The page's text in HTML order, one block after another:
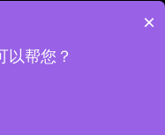
明工厂
×
以帮您？